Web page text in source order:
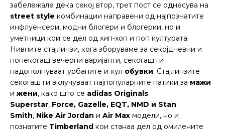
забележале дека секој втор, трет пост се однесува на
street style комбинации направени од најпознатите
инфлуенсери, модни блогери и блогерки, но и
уметници кои се дел од хип-хоп и поп културата.
Нивните стајлинзи, кога зборуваме за секојдневни и
понекогаш вечерни варијанти, секогаш ги
надополнуваат урбаните и кул обувки. Стајлинзите
секогаш ги вклучуваат најпопуларните патики за мажи
и жени, како што се adidas Originals
Superstar, Force, Gazelle, EQT, NMD и Stan
Smith, Nike Air Jordan и Air Max модели, но и
познатите Timberland кои станаа дел од омилените